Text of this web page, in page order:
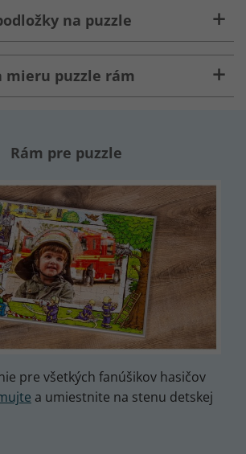
na puzzle
mieru puzzle rám
Rám pre puzzle
pre všetkých fanúšikov hasičov
a umiestnite na stenu detskej